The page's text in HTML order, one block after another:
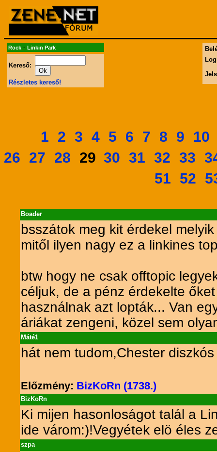
Rock - Linkin Park
Kereső:
Részletes kereső!
1 2 3 4 5 6 7 8 9 10
26 27 28 29 30 31 32 33
51 52
Boader
bsszátok meg kit érdekel
mitől ilyen nagy ez a linkines
btw hogy ne csak offtopic
céljuk, de a pénz érdekelte
használnak azt lopták... Van
áriákat zengeni, közel sem
Máté1
hát nem tudom,Chester
Előzmény: BizKoRn (1738.)
BizKoRn
Ki mijen hasonloságot talál a
ide várom:)!Vegyétek elö éles
szpa